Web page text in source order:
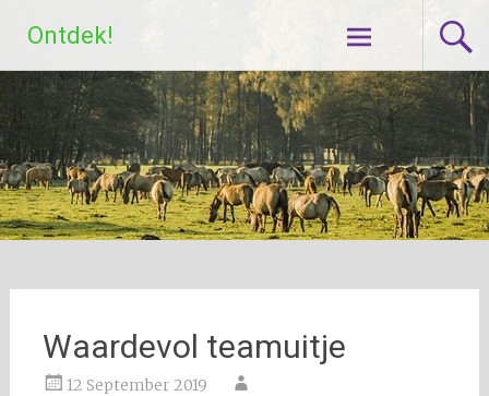
Ontdek!
Skip
to
content
Waardevol teamuitje
12 September 2019